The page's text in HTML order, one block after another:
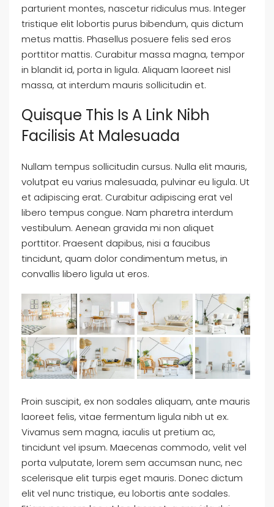
parturient montes, nascetur ridiculus mus. Integer
tristique elit lobortis purus bibendum, quis dictum
metus mattis. Phasellus posuere felis sed eros
porttitor mattis. Curabitur massa magna, tempor
in blandit id, porta in ligula. Aliquam laoreet nisl
massa, at interdum mauris sollicitudin et.
Quisque This Is A Link Nibh
Facilisis At Malesuada
Nullam tempus sollicitudin cursus. Nulla elit mauris,
volutpat eu varius malesuada, pulvinar eu ligula. Ut
et adipiscing erat. Curabitur adipiscing erat vel
libero tempus congue. Nam pharetra interdum
vestibulum. Aenean gravida mi non aliquet
porttitor. Praesent dapibus, nisi a faucibus
tincidunt, quam dolor condimentum metus, in
convallis libero ligula ut eros.
Proin suscipit, ex non sodales aliquam, ante mauris
laoreet felis, vitae fermentum ligula nibh ut ex.
Vivamus sem magna, iaculis ut pretium ac,
tincidunt vel ipsum. Maecenas commodo, velit vel
porta vulputate, lorem sem accumsan nunc, nec
scelerisque elit turpis eget mauris. Donec dictum
elit vel nunc tristique, eu lobortis ante sodales.